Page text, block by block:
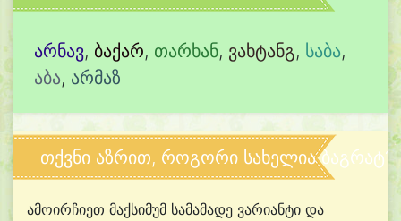
არნავ, ბაქარ, თარხან, ვახტანგ, საბა,
აბა, არმაზ
თქვნი აზრით, როგორი სახელია ბაგრატ?
ამოირჩიეთ მაქსიმუმ სამამადე ვარიანტი და